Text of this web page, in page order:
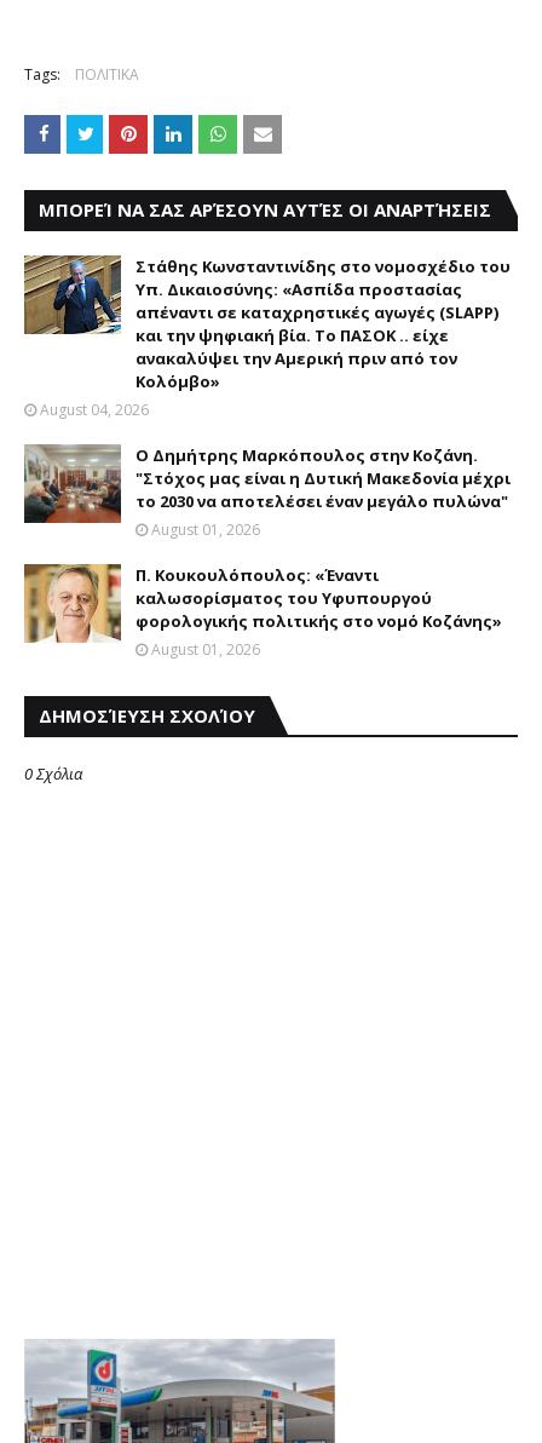
Tags: ΠΟΛΙΤΙΚΑ
ΜΠΟΡΕΊ ΝΑ ΣΑΣ ΑΡΈΣΟΥΝ ΑΥΤΈΣ ΟΙ ΑΝΑΡΤΉΣΕΙΣ
Στάθης Κωνσταντινίδης στο νομοσχέδιο του
Υπ. Δικαιοσύνης: «Ασπίδα προστασίας
απέναντι σε καταχρηστικές αγωγές (SLAPP)
και την ψηφιακή βία. Το ΠΑΣΟΚ .. είχε
ανακαλύψει την Αμερική πριν από τον
Κολόμβο»
August 04, 2026
Ο Δημήτρης Μαρκόπουλος στην Κοζάνη.
"Στόχος μας είναι η Δυτική Μακεδονία μέχρι
το 2030 να αποτελέσει έναν μεγάλο πυλώνα"
August 01, 2026
Π. Κουκουλόπουλος: «Έναντι
καλωσορίσματος του Υφυπουργού
φορολογικής πολιτικής στο νομό Κοζάνης»
August 01, 2026
ΔΗΜΟΣΊΕΥΣΗ ΣΧΟΛΊΟΥ
0 Σχόλια